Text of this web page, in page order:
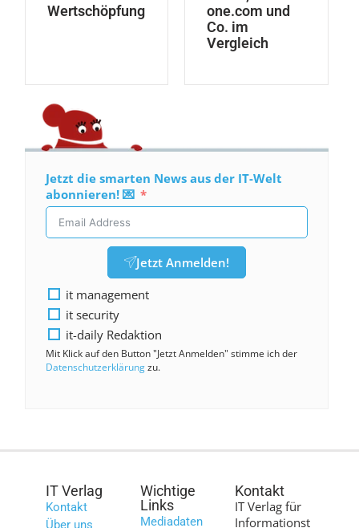
Wertschöpfung
one.com und
Co. im
Vergleich
Jetzt die smarten News aus der IT-Welt
abonnieren! 💌
Jetzt Anmelden!
it management
it security
it-daily Redaktion
Mit Klick auf den Button "Jetzt Anmelden" stimme ich der
Datenschutzerklärungzu.
IT Verlag
Kontakt
Über uns
Wichtige
Links
Mediadaten
Kontakt
IT Verlag für
Informationst